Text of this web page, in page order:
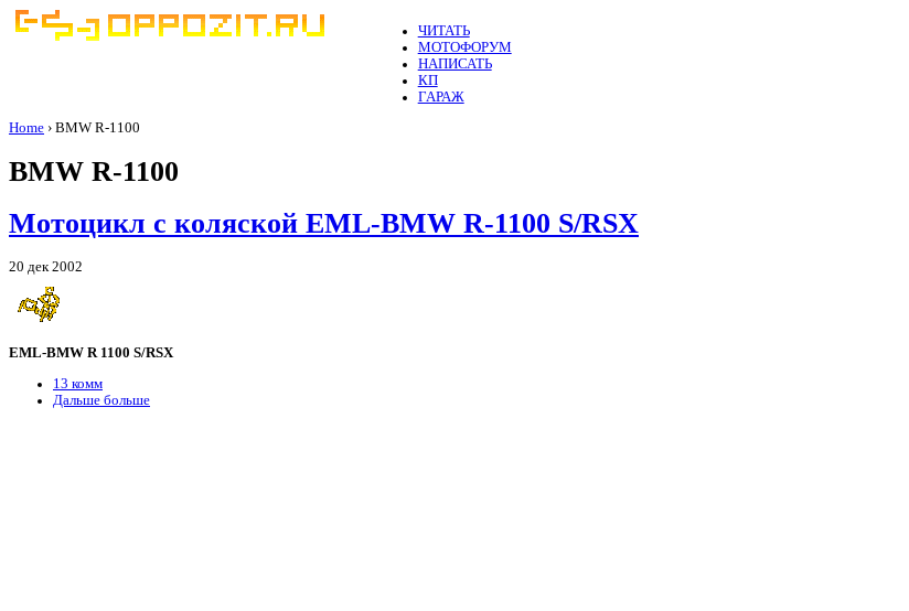
ЧИТАТЬ
МОТОФОРУМ
НАПИСАТЬ
КП
ГАРАЖ
Home › BMW R-1100
BMW R-1100
Мотоцикл с коляской EML-BMW R-1100 S/RSX
20 дек 2002
EML-BMW R 1100 S/RSX
13 комм
Дальше больше